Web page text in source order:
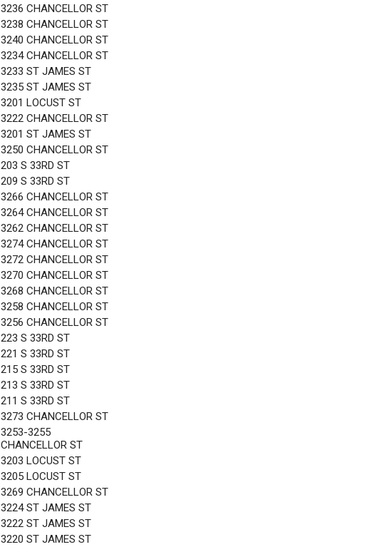
3236 CHANCELLOR ST
3238 CHANCELLOR ST
3240 CHANCELLOR ST
3234 CHANCELLOR ST
3233 ST JAMES ST
3235 ST JAMES ST
3201 LOCUST ST
3222 CHANCELLOR ST
3201 ST JAMES ST
3250 CHANCELLOR ST
203 S 33RD ST
209 S 33RD ST
3266 CHANCELLOR ST
3264 CHANCELLOR ST
3262 CHANCELLOR ST
3274 CHANCELLOR ST
3272 CHANCELLOR ST
3270 CHANCELLOR ST
3268 CHANCELLOR ST
3258 CHANCELLOR ST
3256 CHANCELLOR ST
223 S 33RD ST
221 S 33RD ST
215 S 33RD ST
213 S 33RD ST
211 S 33RD ST
3273 CHANCELLOR ST
3253-3255
CHANCELLOR ST
3203 LOCUST ST
3205 LOCUST ST
3269 CHANCELLOR ST
3224 ST JAMES ST
3222 ST JAMES ST
3220 ST JAMES ST